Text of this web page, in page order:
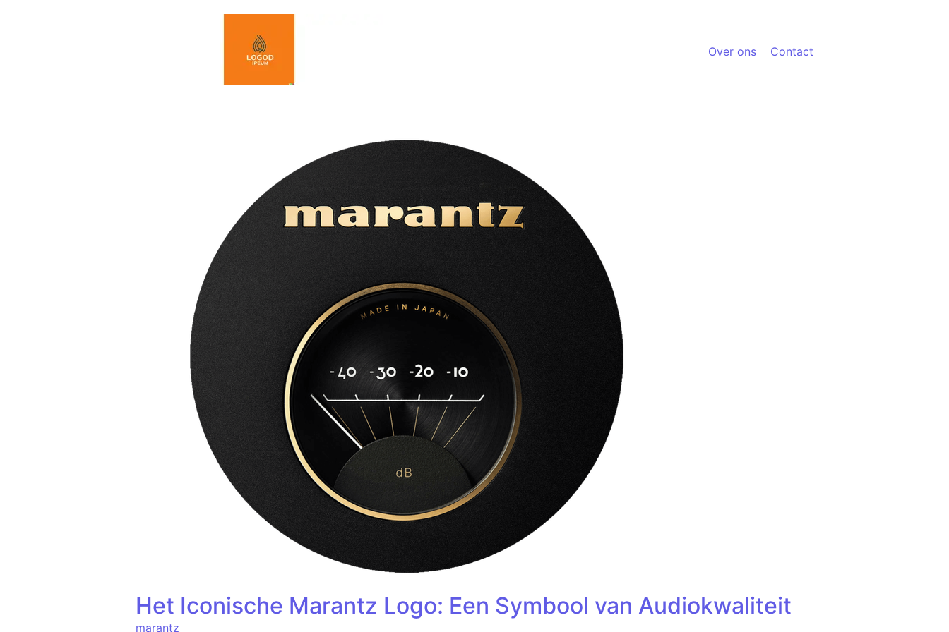
Over ons Contact
Het Iconische Marantz Logo: Een Symbool van Audiokwaliteit
marantz